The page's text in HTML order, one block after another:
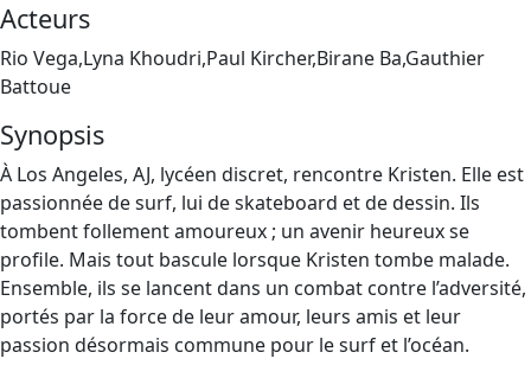
Acteurs
Rio Vega,Lyna Khoudri,Paul Kircher,Birane Ba,Gauthier
Battoue
Synopsis
À Los Angeles, AJ, lycéen discret, rencontre Kristen. Elle est
passionnée de surf, lui de skateboard et de dessin. Ils
tombent follement amoureux ; un avenir heureux se
profile. Mais tout bascule lorsque Kristen tombe malade.
Ensemble, ils se lancent dans un combat contre l’adversité,
portés par la force de leur amour, leurs amis et leur
passion désormais commune pour le surf et l’océan.